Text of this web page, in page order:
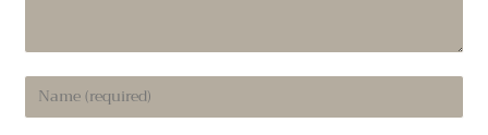
Enter
your